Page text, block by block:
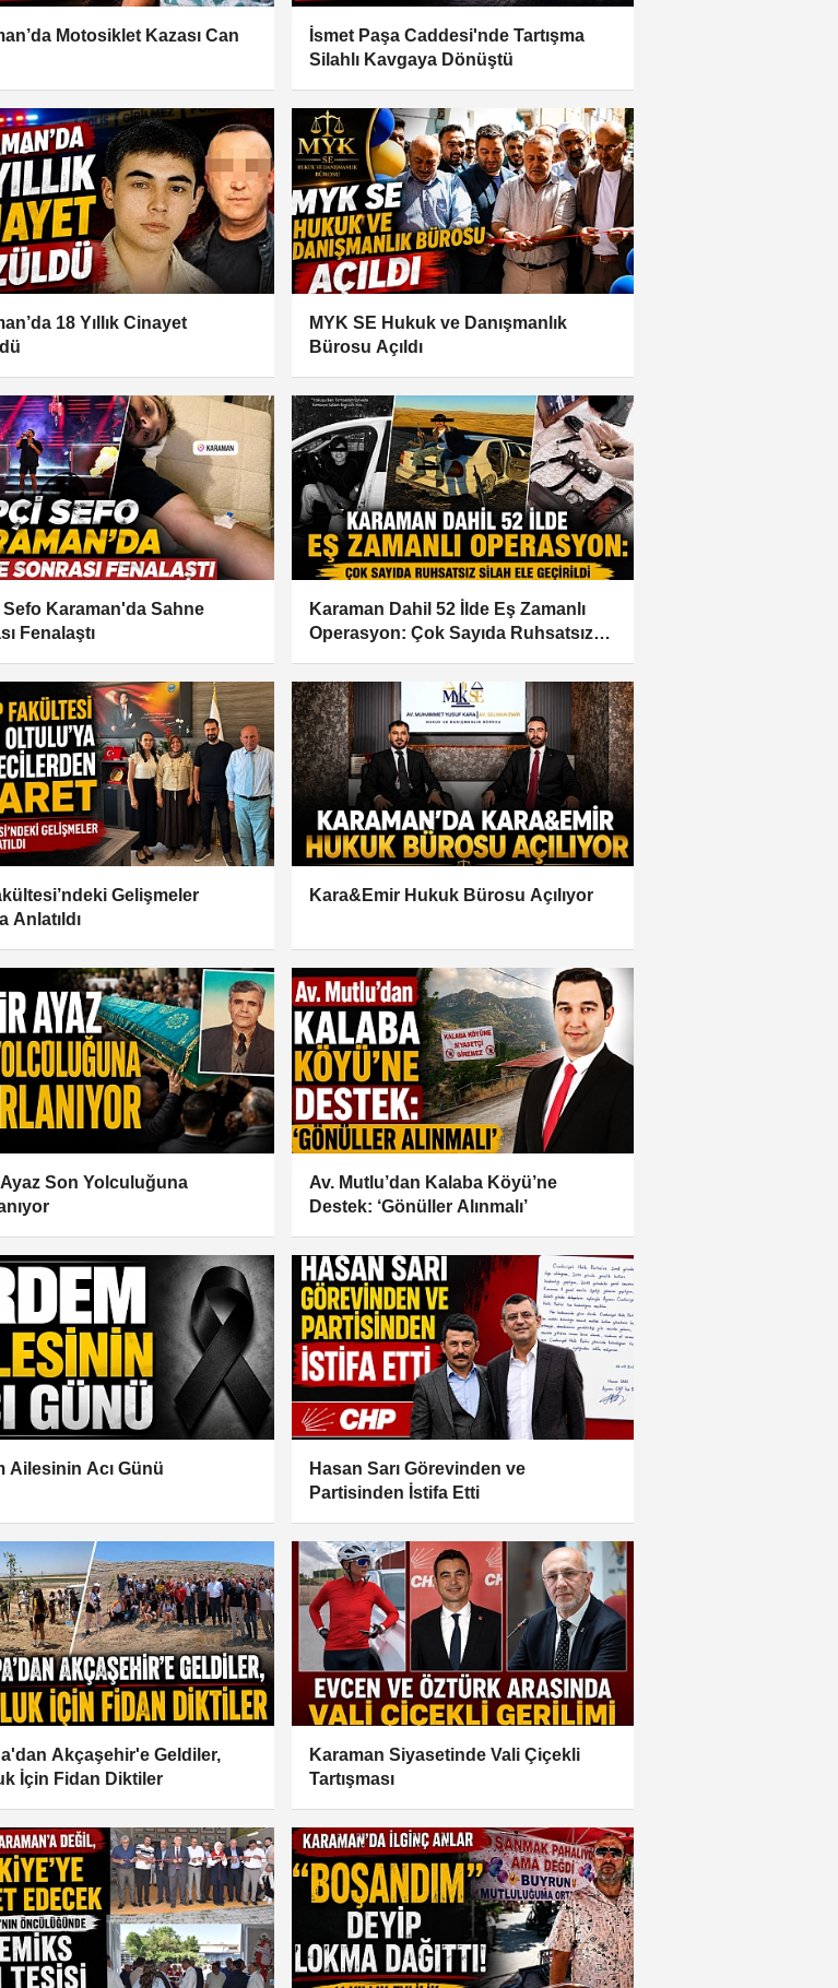
Motosiklet Kazası Can
İsmet Paşa Caddesi'nde Tartışma
Silahlı Kavgaya Dönüştü
18 Yıllık Cinayet
MYK SE Hukuk ve Danışmanlık
Bürosu Açıldı
Sefo Karaman'da Sahne
Fenalaştı
Karaman Dahil 52 İlde Eş Zamanlı
Operasyon: Çok Sayıda Ruhsatsız
Gelişmeler
Anlatıldı
Kara&Emir Hukuk Bürosu Açılıyor
Son Yolculuğuna
Av. Mutlu’dan Kalaba Köyü’ne
Destek: ‘Gönüller Alınmalı’
Ailesinin Acı Günü
Hasan Sarı Görevinden ve
Partisinden İstifa Etti
Akçaşehir'e Geldiler,
İçin Fidan Diktiler
Karaman Siyasetinde Vali Çiçekli
Tartışması